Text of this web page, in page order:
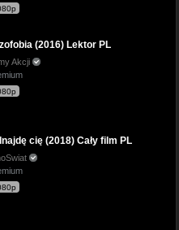
(2016) Lektor PL
Akcji
cię (2018) Cały film PL